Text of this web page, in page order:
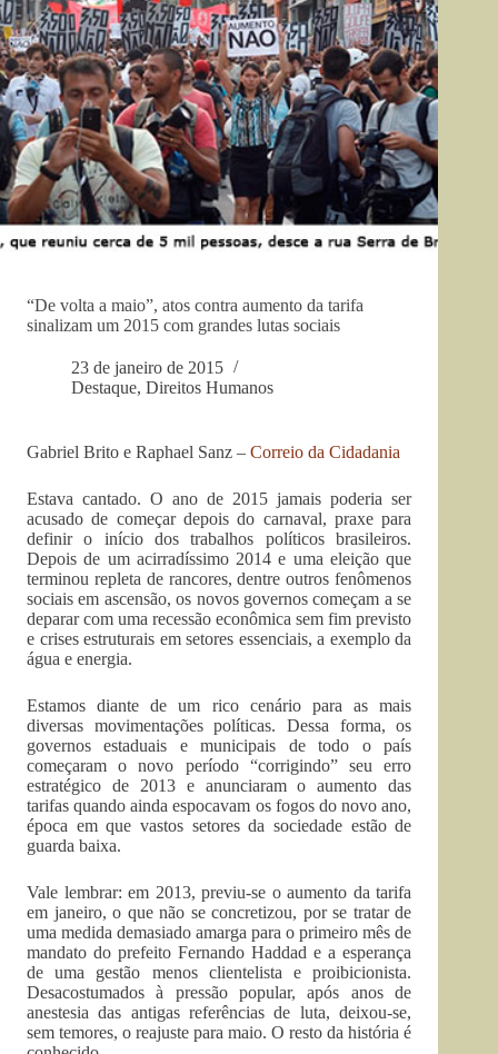
“De volta a maio”, atos contra aumento da tarifa
sinalizam um 2015 com grandes lutas sociais
23 de janeiro de 2015
Destaque, Direitos Humanos
Gabriel Brito e Raphael Sanz – Correio da Cidadania
Estava cantado. O ano de 2015 jamais poderia ser
acusado de começar depois do carnaval, praxe para
definir o início dos trabalhos políticos brasileiros.
Depois de um acirradíssimo 2014 e uma eleição que
terminou repleta de rancores, dentre outros fenômenos
sociais em ascensão, os novos governos começam a se
deparar com uma recessão econômica sem fim previsto
e crises estruturais em setores essenciais, a exemplo da
água e energia.
Estamos diante de um rico cenário para as mais
diversas movimentações políticas. Dessa forma, os
governos estaduais e municipais de todo o país
começaram o novo período “corrigindo” seu erro
estratégico de 2013 e anunciaram o aumento das
tarifas quando ainda espocavam os fogos do novo ano,
época em que vastos setores da sociedade estão de
guarda baixa.
Vale lembrar: em 2013, previu-se o aumento da tarifa
em janeiro, o que não se concretizou, por se tratar de
uma medida demasiado amarga para o primeiro mês de
mandato do prefeito Fernando Haddad e a esperança
de uma gestão menos clientelista e proibicionista.
Desacostumados à pressão popular, após anos de
anestesia das antigas referências de luta, deixou-se,
sem temores, o reajuste para maio. O resto da história é